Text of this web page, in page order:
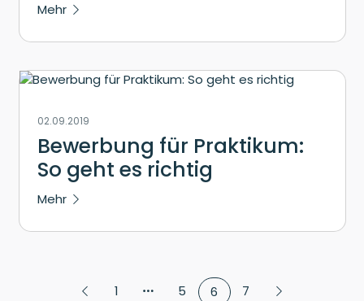
Mehr
02.09.2019
Bewerbung für Praktikum:
So geht es richtig
Mehr
1 5 6 7